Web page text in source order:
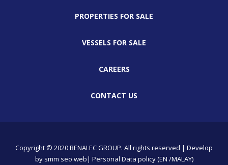
PROPERTIES FOR SALE
VESSELS FOR SALE
CAREERS
CONTACT US
Copyright © 2020 BENALEC GROUP. All rights reserved | Develop
by smm seo web| Personal Data policy (EN /MALAY)